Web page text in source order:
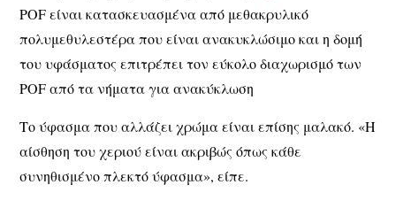
POF είναι κατασκευασμένα από μεθακρυλικό
πολυμεθυλεστέρα που είναι ανακυκλώσιμο και η δομή
του υφάσματος επιτρέπει τον εύκολο διαχωρισμό των
POF από τα νήματα για ανακύκλωση
Το ύφασμα που αλλάζει χρώμα είναι επίσης μαλακό. «Η
αίσθηση του χεριού είναι ακριβώς όπως κάθε
συνηθισμένο πλεκτό ύφασμα», είπε.